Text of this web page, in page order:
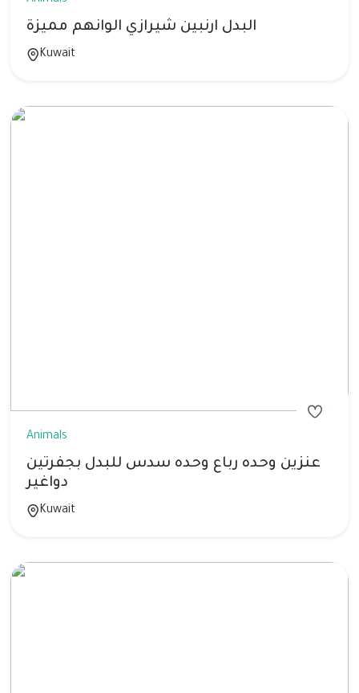
البدل ارنبين شيرازي الوانهم مميزة
Kuwait
Animals
عنزين وحده رباع وحده سدس للبدل بجفرتين
دواغير
Kuwait